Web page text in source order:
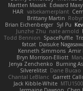
Martten Maasik Edward
HAR valsekamerplant
Brittany Martin
Brian Eichenberger Syl Pu
Junzhe Zhu nate arnold
Todd Bennion SpacePuffle
fatcat Daisuke
Kenneth Simmons Amir
Bryn Morrison-Elliott
Jenya Zenchenko Burning
Silverelitist Dane Bucao
Chantal LeBlanc Garrett
Jack Kibble-White MTU1500